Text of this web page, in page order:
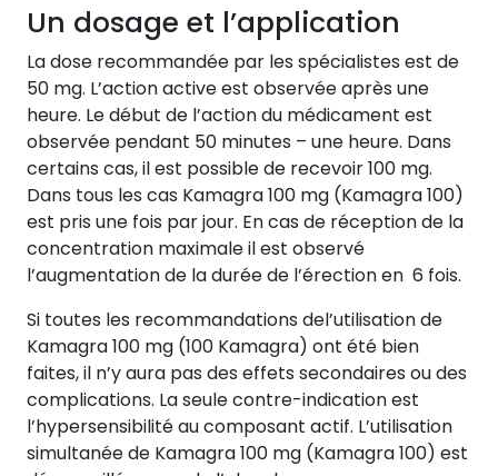
Un dosage et l’application
La dose recommandée par les spécialistes est de
50 mg. L’action active est observée après une
heure. Le début de l’action du médicament est
observée pendant 50 minutes – une heure. Dans
certains cas, il est possible de recevoir 100 mg.
Dans tous les cas Kamagra 100 mg (Kamagra 100)
est pris une fois par jour. En cas de réception de la
concentration maximale il est observé
l’augmentation de la durée de l’érection en 6 fois.
Si toutes les recommandations del’utilisation de
Kamagra 100 mg (100 Kamagra) ont été bien
faites, il n’y aura pas des effets secondaires ou des
complications. La seule contre-indication est
l’hypersensibilité au composant actif. L’utilisation
simultanée de Kamagra 100 mg (Kamagra 100) est